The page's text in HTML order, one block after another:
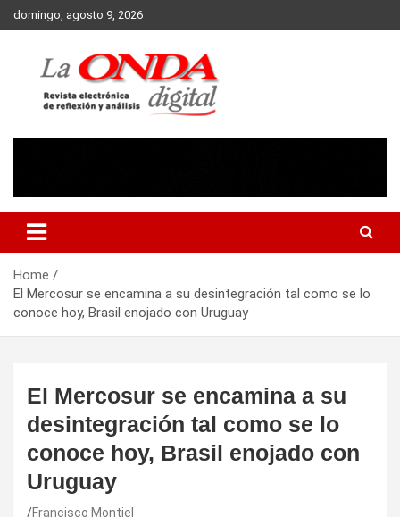
Skip
to
domingo, agosto 9, 2026
Home
El Mercosur se encamina a su desintegración tal como se lo
conoce hoy, Brasil enojado con Uruguay
El Mercosur se encamina a su
desintegración tal como se lo
conoce hoy, Brasil enojado con
Uruguay
Francisco Montiel